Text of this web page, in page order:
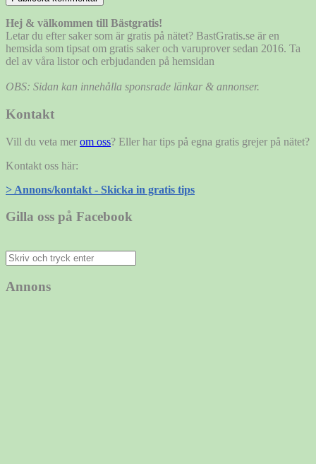
Hej & välkommen till Bästgratis!
Letar du efter saker som är gratis på nätet? BastGratis.se är en
hemsida som tipsat om gratis saker och varuprover sedan 2016. Ta
del av våra listor och erbjudanden på hemsidan
OBS: Sidan kan innehålla sponsrade länkar & annonser.
Kontakt
Vill du veta mer om oss? Eller har tips på egna gratis grejer på nätet?
Kontakt oss här:
> Annons/kontakt - Skicka in gratis tips
Gilla oss på Facebook
Sök
efter:
Annons